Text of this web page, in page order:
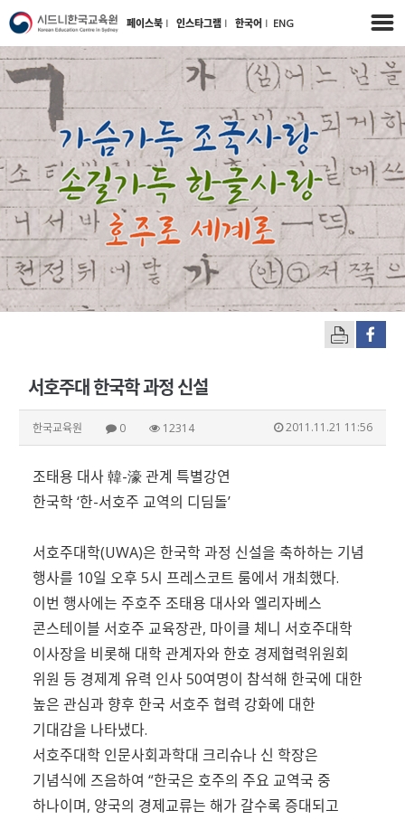
페이스북 l 인스타그램 l 한국어 l ENG
서호주대 한국학 과정 신설
한국교육원 0 12314 2011.11.21 11:56
조태용 대사 韓-濠 관계 특별강연
한국학 ‘한-서호주 교역의 디딤돌’
서호주대학(UWA)은 한국학 과정 신설을 축하하는 기념
행사를 10일 오후 5시 프레스코트 룸에서 개최했다.
이번 행사에는 주호주 조태용 대사와 엘리자베스
콘스테이블 서호주 교육장관, 마이클 체니 서호주대학
이사장을 비롯해 대학 관계자와 한호 경제협력위원회
위원 등 경제계 유력 인사 50여명이 참석해 한국에 대한
높은 관심과 향후 한국 서호주 협력 강화에 대한
기대감을 나타냈다.
서호주대학 인문사회과학대 크리슈나 신 학장은
기념식에 즈음하여 “한국은 호주의 주요 교역국 중
하나이며, 양국의 경제교류는 해가 갈수록 증대되고